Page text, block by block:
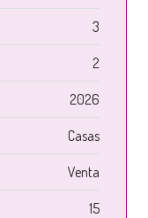
3
2
2026
Casas
Venta
15